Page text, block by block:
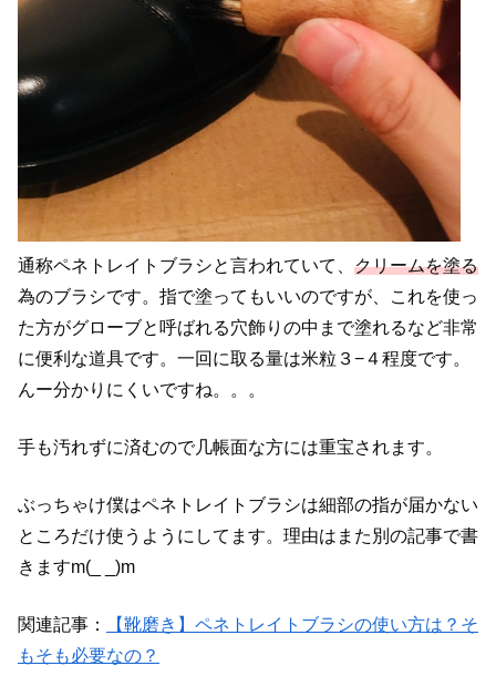
通称ペネトレイトブラシと言われていて、 クリームを塗る
為のブラシです。指で塗ってもいいのですが、これを使っ
た方がグローブと呼ばれる穴飾りの中まで塗れるなど非常
に便利な道具です。一回に取る量は米粒３−４程度です。
んー分かりにくいですね。。。
手も汚れずに済むので几帳面な方には重宝されます。
ぶっちゃけ僕はペネトレイトブラシは細部の指が届かない
ところだけ使うようにしてます。理由はまた別の記事で書
きますm(_ _)m
関連記事：
【靴磨き】ペネトレイトブラシの使い方は？そ
もそも必要なの？